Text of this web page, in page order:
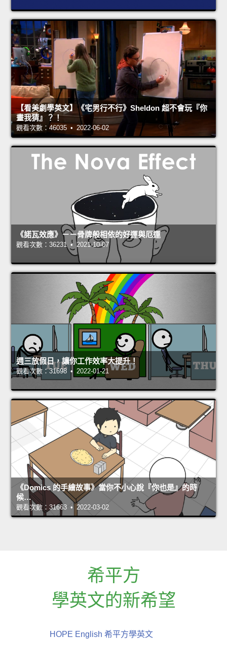
【看美劇學英文】《宅男行不行》Sheldon 超不會玩『你
畫我猜』？！
觀看次數：46035 • 2022-06-02
《諾瓦效應》－－骨牌般相依的好運與厄運
觀看次數：36231 • 2021-10-07
週三放假日，讓你工作效率大提升！
觀看次數：31698 • 2022-01-21
《Domics 的手繪故事》當你不小心說『你也是』的時
候…
觀看次數：31663 • 2022-03-02
希平方
學英文的新希望
HOPE English 希平方學英文